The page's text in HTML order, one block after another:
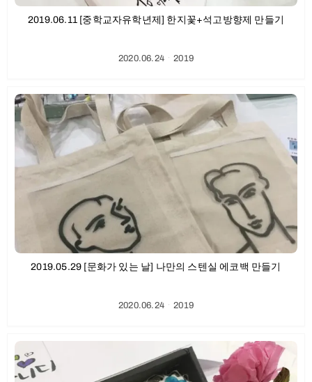
2019.06.11 [중학교자유학년제] 한지꽃+석고방향제 만들기
2020.06.24ㆍ2019
2019.05.29 [문화가 있는 날] 나만의 스텐실 에코백 만들기
2020.06.24ㆍ2019